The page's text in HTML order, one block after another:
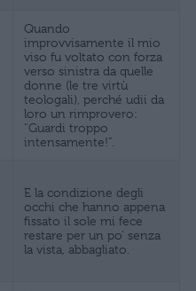
Quando
improvvisamente il mio
viso fu voltato con forza
verso sinistra da quelle
donne (le tre virtù
teologali), perché udii da
loro un rimprovero:
“Guardi troppo
intensamente!”.
E la condizione degli
occhi che hanno appena
fissato il sole mi fece
restare per un po’ senza
la vista, abbagliato.